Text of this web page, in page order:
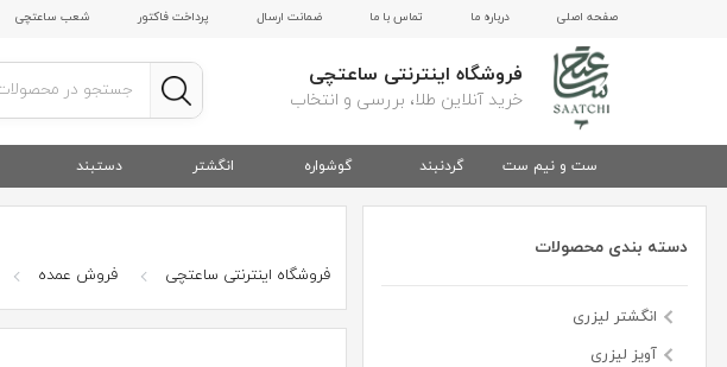
صفحه اصلی درباره ما تماس با ما ضمانت ارسال پرداخت فاکتور شعب ساعتچی
فروشگاه اینترنتی ساعتچی
خرید آنلاین طلا، بررسی و انتخاب
ست و نیم ست گردنبند گوشواره انگشتر دستبند
دسته بندی محصولات
انگشتر لیزری
آویز لیزری
فروشگاه اینترنتی ساعتچی فروش عمده